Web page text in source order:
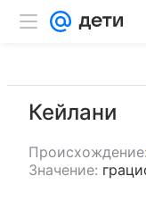
Кейлани
Происхождение:
Значение: